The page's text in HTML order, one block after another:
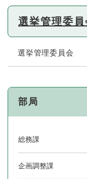
選挙管理委員
選挙管理委員会
部局
総務課
企画調整課